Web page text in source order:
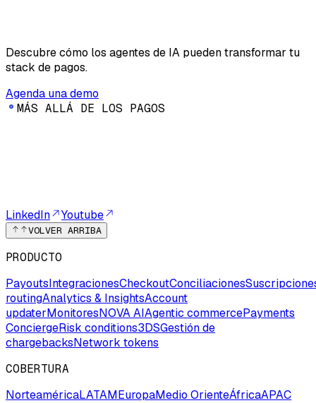
Descubre cómo los agentes de IA pueden transformar tu
stack de pagos.
Agenda una demo
MÁS ALLÁ DE LOS PAGOS
LinkedIn Youtube
VOLVER ARRIBA
PRODUCTO
PayoutsIntegracionesCheckoutConciliaciones
routingAnalytics & InsightsAccount
updaterMonitoresNOVA AIAgentic commercePayments
ConciergeRisk conditions3DSGestión de
chargebacksNetwork tokens
COBERTURA
NorteaméricaLATAMEuropaMedio OrienteÁfricaAPAC